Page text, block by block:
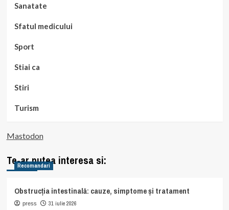
Sanatate
Sfatul medicului
Sport
Stiai ca
Stiri
Turism
Mastodon
Te-ar putea interesa si:
Recomandari
Obstrucția intestinală: cauze, simptome și tratament
press 31 iulie 2026